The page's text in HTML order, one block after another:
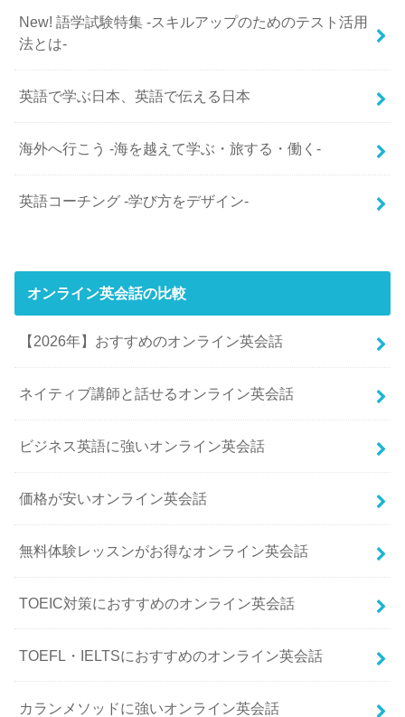
New! 語学試験特集 -スキルアップのためのテスト活用
法とは-
英語で学ぶ日本、英語で伝える日本
海外へ行こう -海を越えて学ぶ・旅する・働く-
英語コーチング -学び方をデザイン-
オンライン英会話の比較
【2026年】おすすめのオンライン英会話
ネイティブ講師と話せるオンライン英会話
ビジネス英語に強いオンライン英会話
価格が安いオンライン英会話
無料体験レッスンがお得なオンライン英会話
TOEIC対策におすすめのオンライン英会話
TOEFL・IELTSにおすすめのオンライン英会話
カランメソッドに強いオンライン英会話